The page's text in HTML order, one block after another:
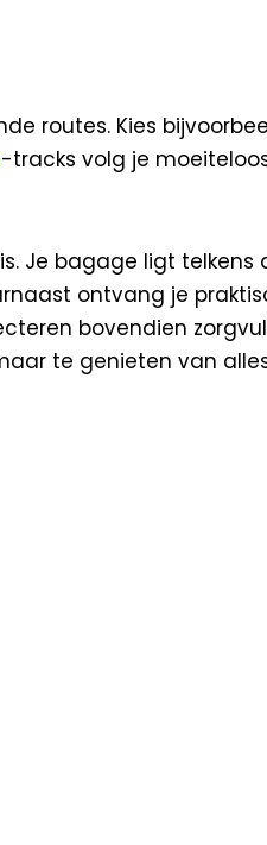
routes. Kies
-tracks volg je
Je bagage ligt telkens
ontvang je
bovendien
te genieten van